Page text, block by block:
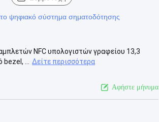
ψηφιακό σύστημα σηματοδότησης
NFC υπολογιστών γραφείου 13,3
...
Δείτε περισσότερα
Αφήστε μήνυμα